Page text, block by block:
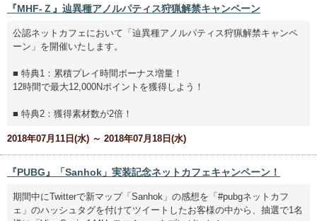
『MHF-Ｚ』辿異種アノルパティス狩猟解禁キャンペーン
公認ネットカフェにおいて「辿異種アノルパティス狩猟解禁キャンペ
ーン」を開催いたします。
■ 特典1：累積プレイ時間ボーナス増量！
12時間で最大12,000Nポイントを獲得しよう！
■ 特典2：獲得素材数が2倍！
2018年07月11日(水) ～ 2018年07月18日(水)
『PUBG』「Sanhok」実装記念ネットカフェキャンペーン！
期間中にTwitterで新マップ「Sanhok」の感想を「#pubgネットカフ
ェ」のハッシュタグを付けてツイートしたお客様の中から、抽選で1名